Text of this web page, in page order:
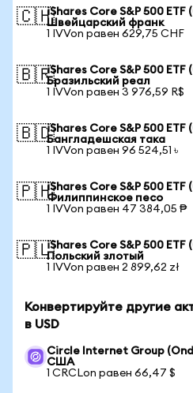
🇨🇭iShares Core S&P 500 ETF
Швейцарский франк
1 IVVon равен 629,75 CHF
🇧🇷iShares Core S&P 500 ETF
Бразильский реал
1 IVVon равен 3 976,59 R$
🇧🇩iShares Core S&P 500 ETF
Бангладешская така
1 IVVon равен 96 524,51 ৳
🇵🇭iShares Core S&P 500 ETF
Филиппинское песо
1 IVVon равен 47 384,05 ₱
🇵🇱iShares Core S&P 500 ETF
Польский злотый
1 IVVon равен 2 899,62 zł
Конвертируйте другие
в USD
Circle Internet Group
США
1 CRCLon равен 66,47 $